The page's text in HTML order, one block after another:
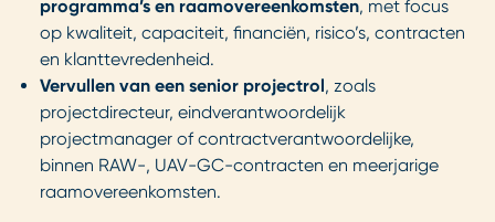
programma’s en raamovereenkomsten, met focus
op kwaliteit, capaciteit, financiën, risico’s, contracten
en klanttevredenheid.
Vervullen van een senior projectrol, zoals
projectdirecteur, eindverantwoordelijk
projectmanager of contractverantwoordelijke,
binnen RAW-, UAV-GC-contracten en meerjarige
raamovereenkomsten.